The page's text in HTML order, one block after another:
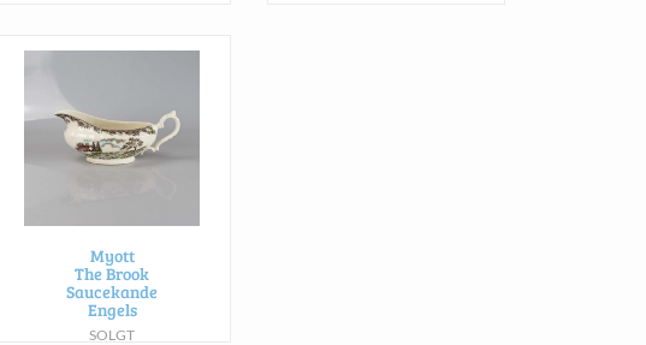
Myott
The Brook
Saucekande
Engels
SOLGT